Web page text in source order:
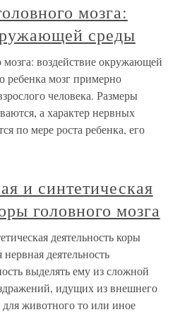
мозга:
среды
мозга: воздействие окружающей
ребенка мозг примерно
человека. Размеры
а характер нервных
по мере роста ребенка, его
и синтетическая
головного мозга
деятельность коры
деятельность
выделять ему из сложной
идущих из внешнего
животного то или иное